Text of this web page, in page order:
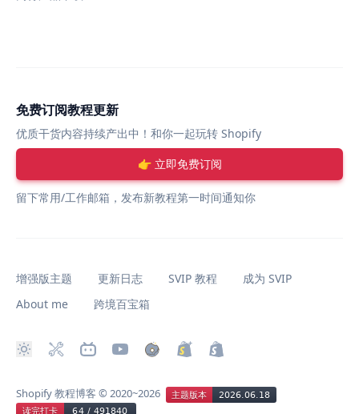
免费订阅教程更新
优质干货内容持续产出中！和你一起玩转 Shopify
👉 立即免费订阅
留下常用/工作邮箱，发布新教程第一时间通知你
增强版主题 更新日志 SVIP 教程
成为 SVIP
About me
跨境百宝箱
Shopify 教程博客 © 2020~2026